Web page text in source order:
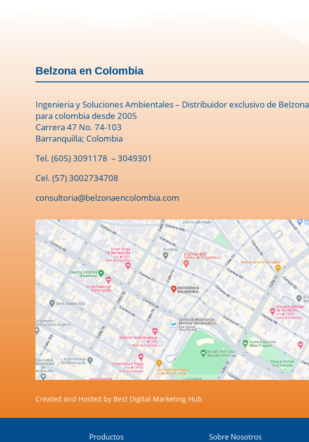
Belzona en Colombia
Ingenieria y Soluciones Ambientales – Distribuidor exclusivo de Belzona
para colombia desde 2005
Carrera 47 No. 74-103
Barranquilla; Colombia
Tel. (605) 3091178 – 3049301
Cel. (57) 3002734708
consultoria@belzonaencolombia.com
Created and Hosted by Best Digital Marketing Hub
Productos Sobre Nosotros